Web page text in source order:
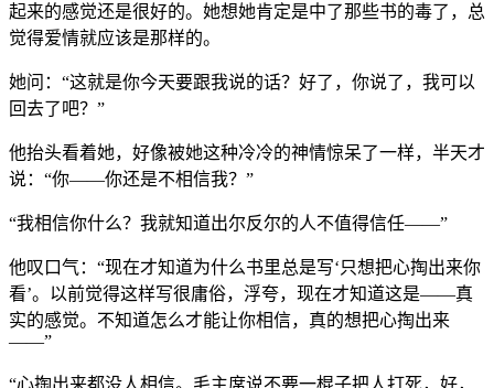
起来的感觉还是很好的。她想她肯定是中了那些书的毒了，总
觉得爱情就应该是那样的。
她问：“这就是你今天要跟我说的话？好了，你说了，我可以
回去了吧？”
他抬头看着她，好像被她这种冷冷的神情惊呆了一样，半天才
说：“你——你还是不相信我？”
“我相信你什么？我就知道出尔反尔的人不值得信任——”
他叹口气：“现在才知道为什么书里总是写‘只想把心掏出来你
看’。以前觉得这样写很庸俗，浮夸，现在才知道这是——真
实的感觉。不知道怎么才能让你相信，真的想把心掏出来
——”
“心掏出来都没人相信。毛主席说不要一棍子把人打死，好，